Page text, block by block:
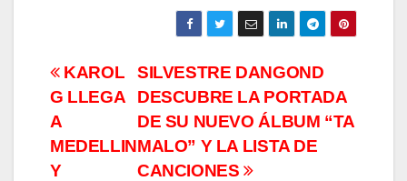
Navegación
de
entradas
SILVESTRE DANGOND
DESCUBRE LA PORTADA
DE SU NUEVO ÁLBUM “TA
MALO” Y LA LISTA DE
CANCIONES
KAROL
G LLEGA
A
MEDELLIN
Y